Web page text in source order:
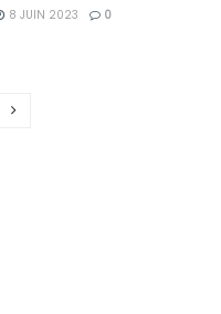
8 JUIN 2023 0